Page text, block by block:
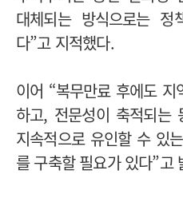
대체되는 방식으로는
다”고 지적했다.
이어 “복무만료 후에도
하고, 전문성이 축적되는
지속적으로 유인할 수 있
를 구축할 필요가 있다”고